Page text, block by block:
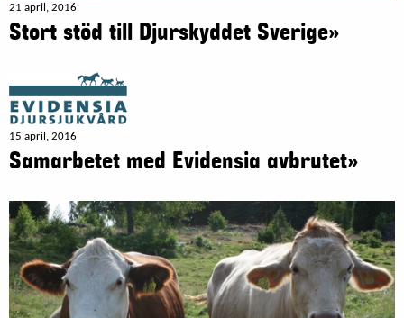
21 april, 2016
Stort stöd till Djurskyddet Sverige»
15 april, 2016
Samarbetet med Evidensia avbrutet»